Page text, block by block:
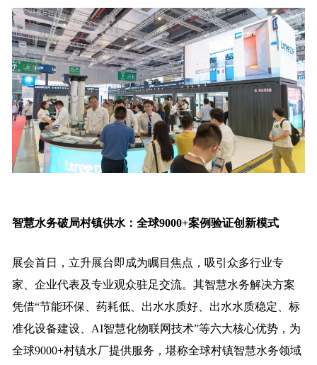
智慧水务破局村镇供水：全球9000+案例验证创新模式
展会首日，立升展台即成为瞩目焦点，吸引众多行业专
家、企业代表及专业观众驻足交流。其智慧水务解决方案
凭借“节能环保、药耗低、出水水质好、出水水质稳定、标
准化设备建设、AI智慧化物联网技术”等六大核心优势，为
全球9000+村镇水厂提供服务，堪称全球村镇智慧水务领域